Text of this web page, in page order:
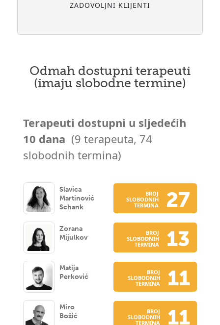
ZADOVOLJNI KLIJENTI
Odmah dostupni terapeuti
(imaju slobodne termine)
Terapeuti dostupni u sljedećih
10 dana (9 terapeuta, 74
slobodnih termina)
Slavica
Martinović
Schank
BROJ
SLOBODNIH
TERMINA
27
Zorana
Mijulkov
BROJ
SLOBODNIH
TERMINA
13
Matija
Perković
BROJ
SLOBODNIH
TERMINA
11
Miro
Božić
BROJ
SLOBODNIH
TERMINA
11